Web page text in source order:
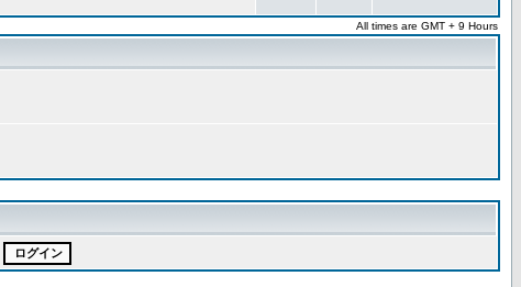
All times are GMT + 9 Hours